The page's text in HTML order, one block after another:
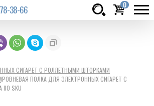
38-66 0
руб.
СИГАРЕТ С РОЛЛЕТНЫМИ ШТОРКАМИ
ПОЛКА ДЛЯ ЭЛЕКТРОННЫХ СИГАРЕТ С
SKU